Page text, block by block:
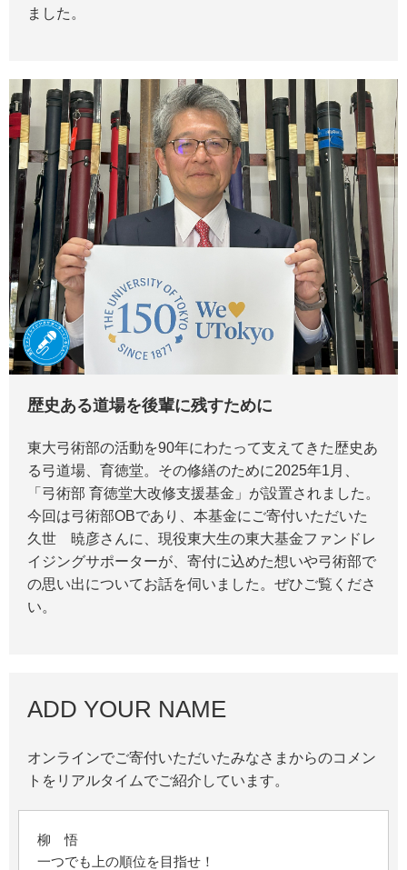
ました。
歴史ある道場を後輩に残すために
東大弓術部の活動を90年にわたって支えてきた歴史あ
る弓道場、育徳堂。その修繕のために2025年1月、
「弓術部 育徳堂大改修支援基金」が設置されました。
今回は弓術部OBであり、本基金にご寄付いただいた
久世 暁彦さんに、現役東大生の東大基金ファンドレ
イジングサポーターが、寄付に込めた想いや弓術部で
の思い出についてお話を伺いました。ぜひご覧くださ
い。
ADD YOUR NAME
オンラインでご寄付いただいたみなさまからのコメン
トをリアルタイムでご紹介しています。
柳 悟
一つでも上の順位を目指せ！